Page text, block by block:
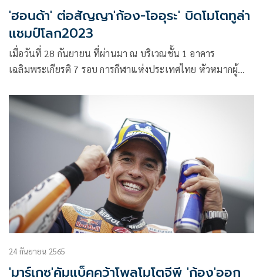
'ฮอนด้า' ต่อสัญญา'ก้อง-โออุระ' บิดโมโตทูล่า
แชมป์โลก2023
เมื่อวันที่ 28 กันยายน ที่ผ่านมา ณ บริเวณชั้น 1 อาคาร
เฉลิมพระเกียรติ 7 รอบ การกีฬาแห่งประเทศไทย หัวหมากผู้
แถลงข่าวเปิดตัวทีมแข่งลุยศึกรถจักรยานยนต์ทางเรียบชิงแชมป์
โลก2023
24 กันยายน 2565
'มาร์เกซ'คัมแบ็คคว้าโพลโมโตจีพี 'ก้อง'ออก